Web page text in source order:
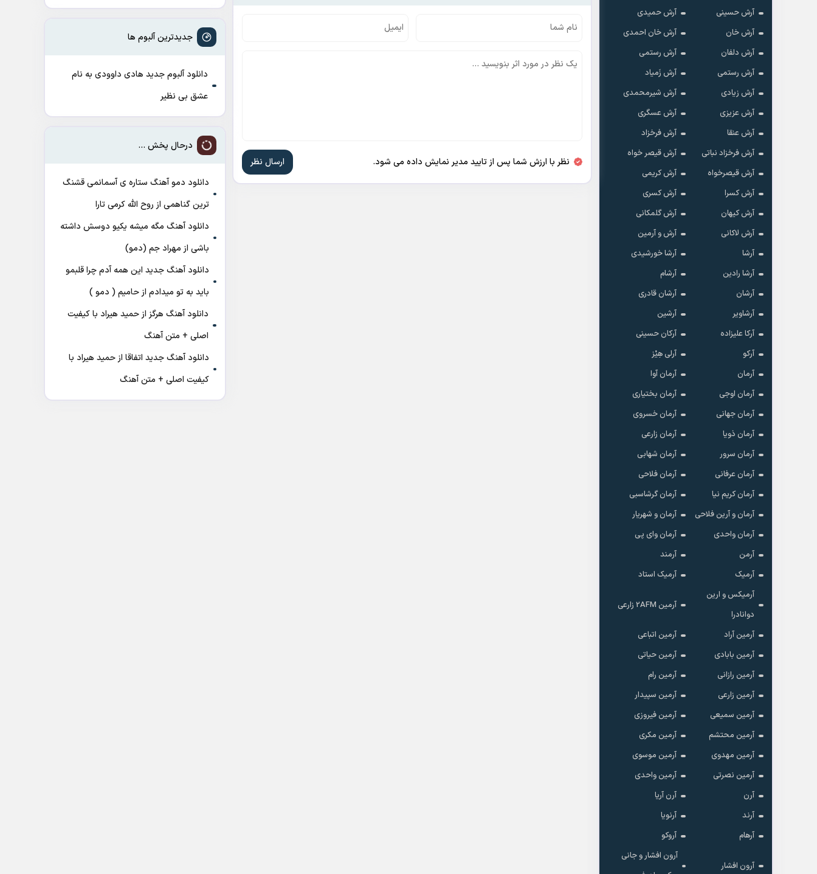
آرش حسینی
آرش حمیدی
آرش خان
آرش خان احمدی
آرش دلفان
آرش رستمى
آرش رستمی
آرش زَمیاد
آرش زیادی
آرش شیرمحمدی
آرش عزیزی
آرش عسگری
آرش عنقا
آرش فرخزاد
آرش فرخزاد نباتی
آرش قیصر خواه
آرش قیصرخواه
آرش کریمی
آرش کسرا
آرش کسری
آرش کیهان
آرش گلمکانی
آرش لاکانی
آرش و آرمین
آرشا
آرشا خورشیدی
آرشا رادین
آرشام
آرشان
آرشان قادری
آرشاویر
آرشین
آرکا علیزاده
آرکان حسینی
آرکو
آرلی هِیْز
آرمان
آرمان آوا
آرمان اوجی
آرمان بختیاری
آرمان جهانی
آرمان خسروی
آرمان ذویا
آرمان زارعی
آرمان سرور
آرمان شهابی
آرمان عرفانی
آرمان فلاحی
آرمان کریم نیا
آرمان گرشاسبی
آرمان و آرین فلاحی
آرمان و شهریار
آرمان واحدی
آرمان وای پی
آرمن
آرمند
آرمیک
آرمیک استاد
آرمیکس و ارین
دوانادرا
آرمین 2AFM زارعی
آرمین آراد
آرمین اتباعی
آرمین بابادی
آرمین حیاتی
آرمین رازانی
آرمین رام
آرمین زارعی
آرمین سپیدار
آرمین سمیعی
آرمین فیروزی
آرمین محتشم
آرمین مکری
آرمین مهدوی
آرمین موسوی
آرمین نصرتی
آرمین واحدی
آرن
آرن آریا
آرند
آرنویا
آرهام
آروکو
آرون افشار
آرون افشار و جانی
نظر با ارزش شما پس از تایید مدیر نمایش داده می شود.
جدیدترین آلبوم ها
دانلود آلبوم جدید هادی داوودی به نام
عشق بی نظیر
درحال پخش ...
دانلود دمو آهنگ ﺳﺘﺎره ی آﺳﻤﺎﻧﻤﻰ ﻗﺸﻨﮓ
ﺗﺮﻳﻦ ﮔﻨﺎﻫﻤﻰ از روح الله کرمی تارا
دانلود آهنگ مگه میشه یکیو دوسش داشته
باشی از مهراد جم (دمو)
دانلود آهنگ جدید این همه آدم چرا قلبمو
باید به تو میدادم از حامیم ( دمو )
دانلود آهنگ هرگز از حمید هیراد با کیفیت
اصلی + متن آهنگ
دانلود آهنگ جدید اتفاقا از حمید هیراد با
کیفیت اصلی + متن آهنگ